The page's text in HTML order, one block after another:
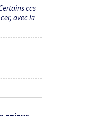
cas
avec la